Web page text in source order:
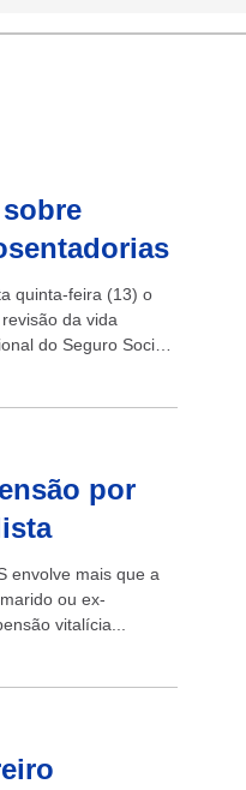
quinta-feira (13) o
da vida
do Seguro Social
por
envolve mais que a
ou ex-
vitalícia...